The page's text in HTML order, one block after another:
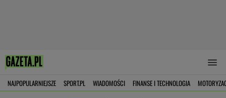
NAJPOPULARNIEJSZE SPORT.PL WIADOMOŚCI FINANSE I TECHNOLOGIA